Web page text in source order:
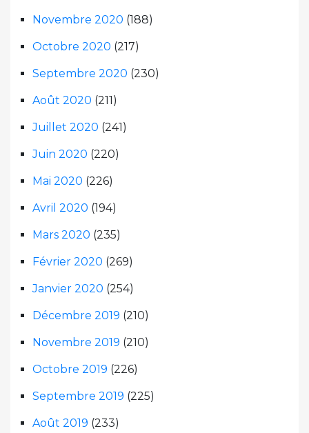
Novembre 2020 (188)
Octobre 2020 (217)
Septembre 2020 (230)
Août 2020 (211)
Juillet 2020 (241)
Juin 2020 (220)
Mai 2020 (226)
Avril 2020 (194)
Mars 2020 (235)
Février 2020 (269)
Janvier 2020 (254)
Décembre 2019 (210)
Novembre 2019 (210)
Octobre 2019 (226)
Septembre 2019 (225)
Août 2019 (233)